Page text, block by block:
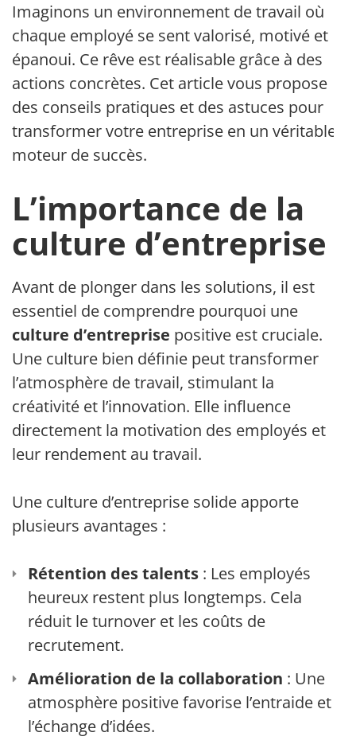
Imaginons un environnement de travail où
chaque employé se sent valorisé, motivé et
épanoui. Ce rêve est réalisable grâce à des
actions concrètes. Cet article vous propose
des conseils pratiques et des astuces pour
transformer votre entreprise en un véritable
moteur de succès.
L’importance de la
culture d’entreprise
Avant de plonger dans les solutions, il est
essentiel de comprendre pourquoi une
culture d’entreprise positive est cruciale.
Une culture bien définie peut transformer
l’atmosphère de travail, stimulant la
créativité et l’innovation. Elle influence
directement la motivation des employés et
leur rendement au travail.
Une culture d’entreprise solide apporte
plusieurs avantages :
Rétention des talents : Les employés
heureux restent plus longtemps. Cela
réduit le turnover et les coûts de
recrutement.
Amélioration de la collaboration : Une
atmosphère positive favorise l’entraide et
l’échange d’idées.